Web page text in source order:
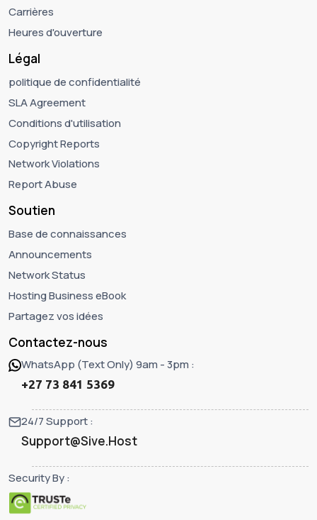
Carrières
Heures d'ouverture
Légal
politique de confidentialité
SLA Agreement
Conditions d'utilisation
Copyright Reports
Network Violations
Report Abuse
Soutien
Base de connaissances
Announcements
Network Status
Hosting Business eBook
Partagez vos idées
Contactez-nous
WhatsApp (Text Only) 9am - 3pm :
+27 73 841 5369
24/7 Support :
Support@Sive.Host
Security By :